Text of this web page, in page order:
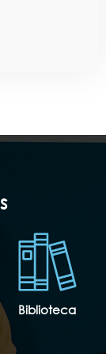
a
Biblioteca